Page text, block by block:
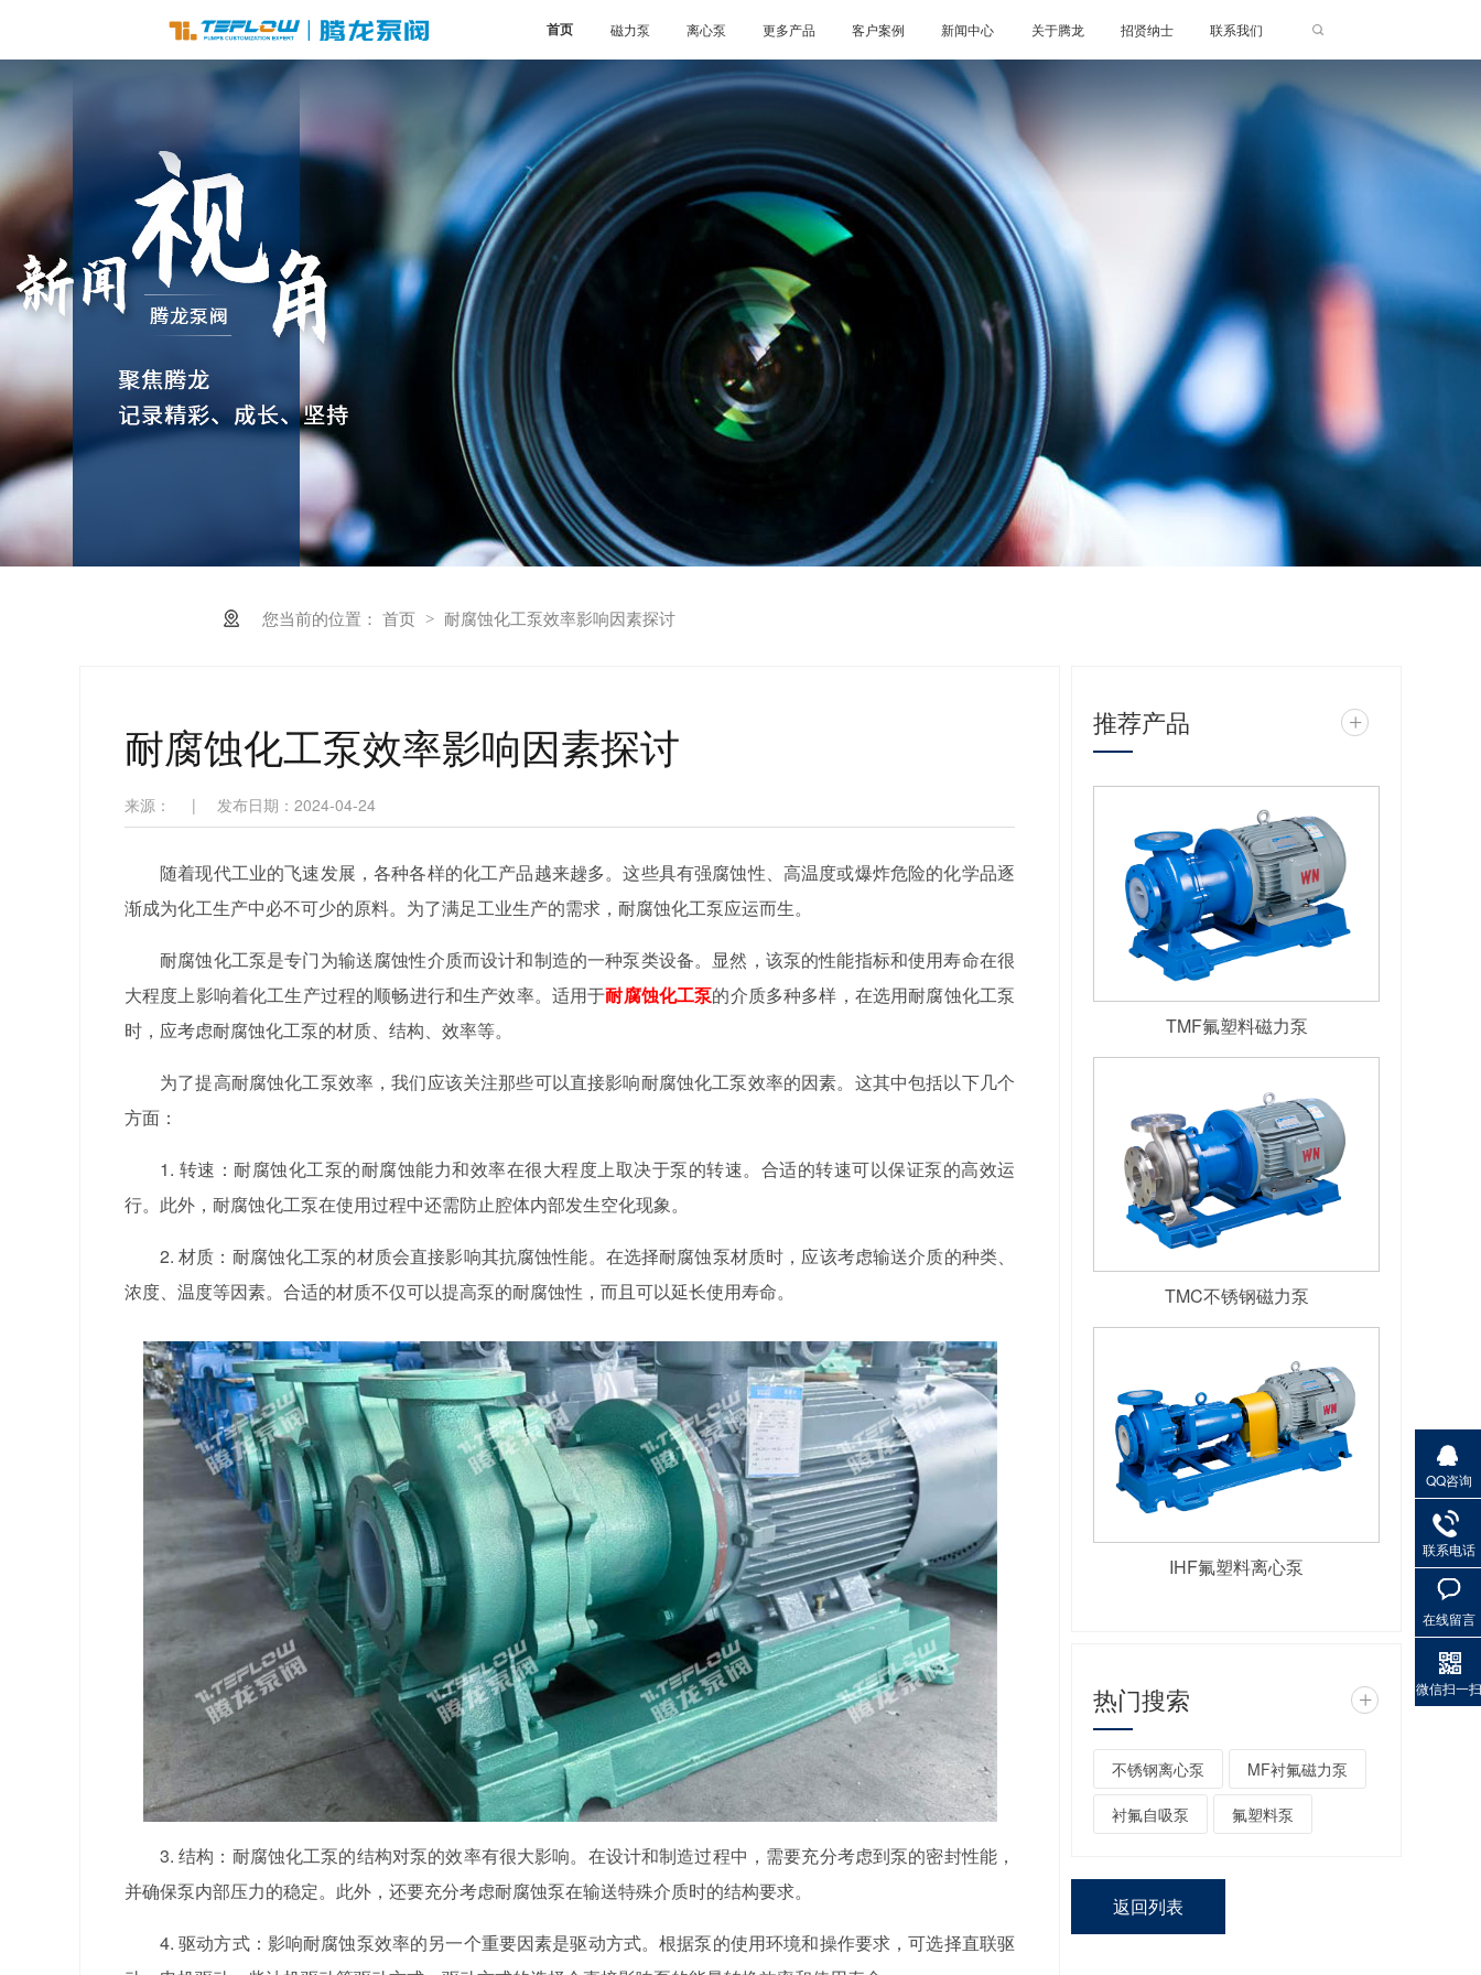
首页 磁力泵 离心泵 更多产品 客户案例 新闻中心 关于腾龙 招贤纳士 联系我们
您当前的位置： 首页 > 耐腐蚀化工泵效率影响因素探讨
耐腐蚀化工泵效率影响因素探讨
来源： | 发布日期：2024-04-24
随着现代工业的飞速发展，各种各样的化工产品越来趮多。这些具有强腐蚀性、高温度或爆炸危险的化学品逐
渐成为化工生产中必不可少的原料。为了满足工业生产的需求，耐腐蚀化工泵应运而生。
耐腐蚀化工泵是专门为输送腐蚀性介质而设计和制造的一种泵类设备。显然，该泵的性能指标和使用寿命在很
大程度上影响着化工生产过程的顺畅进行和生产效率。适用于耐腐蚀化工泵的介质多种多样，在选用耐腐蚀化工泵
时，应考虑耐腐蚀化工泵的材质、结构、效率等。
为了提高耐腐蚀化工泵效率，我们应该关注那些可以直接影响耐腐蚀化工泵效率的因素。这其中包括以下几个
方面：
1. 转速：耐腐蚀化工泵的耐腐蚀能力和效率在很大程度上取决于泵的转速。合适的转速可以保证泵的高效运
行。此外，耐腐蚀化工泵在使用过程中还需防止腔体内部发生空化现象。
2. 材质：耐腐蚀化工泵的材质会直接影响其抗腐蚀性能。在选择耐腐蚀泵材质时，应该考虑输送介质的种类、
浓度、温度等因素。合适的材质不仅可以提高泵的耐腐蚀性，而且可以延长使用寿命。
3. 结构：耐腐蚀化工泵的结构对泵的效率有很大影响。在设计和制造过程中，需要充分考虑到泵的密封性能，
并确保泵内部压力的稳定。此外，还要充分考虑耐腐蚀泵在输送特殊介质时的结构要求。
4. 驱动方式：影响耐腐蚀泵效率的另一个重要因素是驱动方式。根据泵的使用环境和操作要求，可选择直联驱
推荐产品 +
TMF氟塑料磁力泵
TMC不锈钢磁力泵
IHF氟塑料离心泵
热门搜索 +
不锈钢离心泵 MF衬氟磁力泵
衬氟自吸泵 氟塑料泵
返回列表
QQ咨询
联系电话
在线留言
微信扫一扫